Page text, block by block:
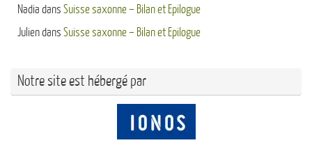
Nadia dans Suisse saxonne – Bilan et Epilogue
Juliendans Suisse saxonne – Bilan et Epilogue
Notre site est hébergé par